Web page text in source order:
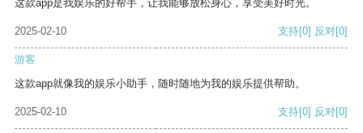
这款app是我娱乐的好帮手，让我能够放松身心，享受美好时光。
2025-02-10 支持[0] 反对[0]
游客
这款app就像我的娱乐小助手，随时随地为我的娱乐提供帮助。
2025-02-10 支持[0] 反对[0]